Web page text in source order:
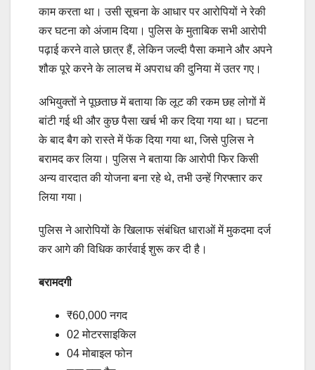
काम करता था। उसी सूचना के आधार पर आरोपियों ने रेकी
कर घटना को अंजाम दिया। पुलिस के मुताबिक सभी आरोपी
पढ़ाई करने वाले छात्र हैं, लेकिन जल्दी पैसा कमाने और अपने
शौक पूरे करने के लालच में अपराध की दुनिया में उतर गए।
अभियुक्तों ने पूछताछ में बताया कि लूट की रकम छह लोगों में
बांटी गई थी और कुछ पैसा खर्च भी कर दिया गया था। घटना
के बाद बैग को रास्ते में फेंक दिया गया था, जिसे पुलिस ने
बरामद कर लिया। पुलिस ने बताया कि आरोपी फिर किसी
अन्य वारदात की योजना बना रहे थे, तभी उन्हें गिरफ्तार कर
लिया गया।
पुलिस ने आरोपियों के खिलाफ संबंधित धाराओं में मुकदमा दर्ज
कर आगे की विधिक कार्रवाई शुरू कर दी है।
बरामदगी
₹60,000 नगद
02 मोटरसाइकिल
04 मोबाइल फोन